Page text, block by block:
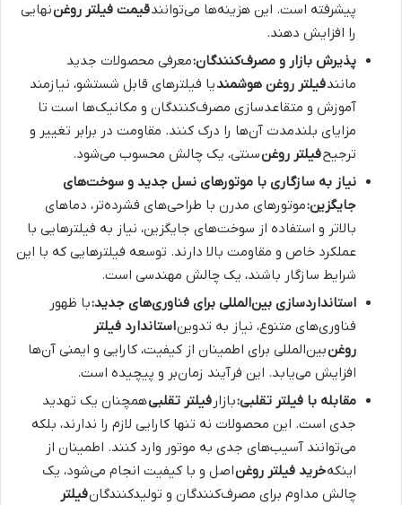
پیشرفته است. این هزینه‌ها می‌توانندقیمت فیلتر روغننهایی
را افزایش دهند.
پذیرش بازار و مصرف‌کنندگان:معرفی محصولات جدید
مانندفیلتر روغن هوشمندیا فیلترهای قابل شستشو، نیازمند
آموزش و متقاعدسازی مصرف‌کنندگان و مکانیک‌ها است تا
مزایای بلندمدت آن‌ها را درک کنند. مقاومت در برابر تغییر و
ترجیحفیلتر روغنسنتی، یک چالش محسوب می‌شود.
نیاز به سازگاری با موتورهای نسل جدید و سوخت‌های
جایگزین:موتورهای مدرن با طراحی‌های فشرده‌تر، دماهای
بالاتر و استفاده از سوخت‌های جایگزین، نیاز به فیلترهایی با
عملکرد خاص و مقاومت بالا دارند. توسعه فیلترهایی که با این
شرایط سازگار باشند، یک چالش مهندسی است.
استانداردسازی بین‌المللی برای فناوری‌های جدید:با ظهور
فناوری‌های متنوع، نیاز به تدویناستاندارد فیلتر
روغنبین‌المللی برای اطمینان از کیفیت، کارایی و ایمنی آن‌ها
افزایش می‌یابد. این فرآیند زمان‌بر و پیچیده است.
مقابله با فیلتر تقلبی:بازار فیلتر تقلبیهمچنان یک تهدید
جدی است. این محصولات نه تنها کارایی لازم را ندارند، بلکه
می‌توانند آسیب‌های جدی به موتور وارد کنند. اطمینان از
اینکهخرید فیلتر روغناصل و با کیفیت انجام می‌شود، یک
چالش مداوم برای مصرف‌کنندگان و تولیدکنندگانفیلتر